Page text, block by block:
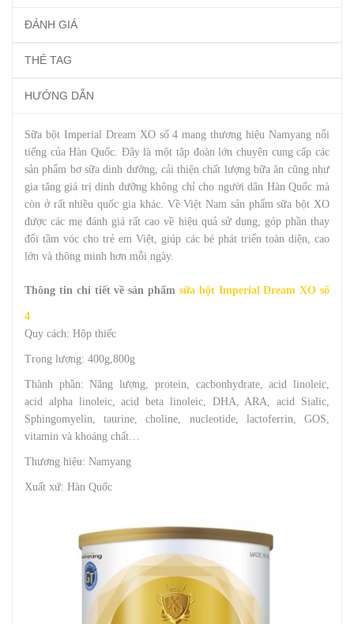
ĐÁNH GIÁ
THẺ TAG
HƯỚNG DẪN
Sữa bột Imperial Dream XO số 4 mang thương hiệu Namyang nổi
tiếng của Hàn Quốc. Đây là một tập đoàn lớn chuyên cung cấp các
sản phẩm bơ sữa dinh dưỡng, cải thiện chất lượng bữa ăn cũng như
gia tăng giá trị dinh dưỡng không chỉ cho người dân Hàn Quốc mà
còn ở rất nhiều quốc gia khác. Về Việt Nam sản phẩm sữa bột XO
được các mẹ đánh giá rất cao về hiệu quả sử dụng, góp phần thay
đổi tầm vóc cho trẻ em Việt, giúp các bé phát triển toàn diện, cao
lớn và thông minh hơn mỗi ngày.
Thông tin chi tiết về sản phẩm sữa bột Imperial Dream XO số
4
Quy cách: Hộp thiếc
Trọng lượng: 400g,800g
Thành phần: Năng lượng, protein, cacbonhydrate, acid linoleic,
acid alpha linoleic, acid beta linoleic, DHA, ARA, acid Sialic,
Sphingomyelin, taurine, choline, nucleotide, lactoferrin, GOS,
vitamin và khoáng chất…
Thương hiệu: Namyang
Xuất xứ: Hàn Quốc